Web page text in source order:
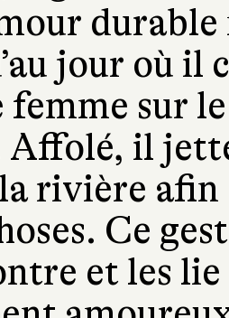
jour où il
femme sur
il
rivière
Ce
et les